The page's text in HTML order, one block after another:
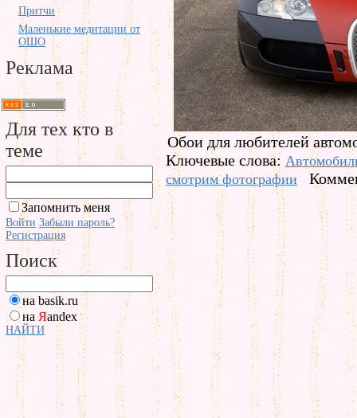
Притчи
Маленькие медитации от
ОШО
Реклама
Для тех кто в
теме
Запомнить меня
Войти Забыли пароль?
Регистрация
Поиск
на basik.ru
на Яandex
НАЙТИ
Обои для любителей
Ключевые слова:
смотрим фотографии